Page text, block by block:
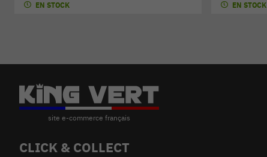
EN STOCK EN STOCK
CLICK & COLLECT